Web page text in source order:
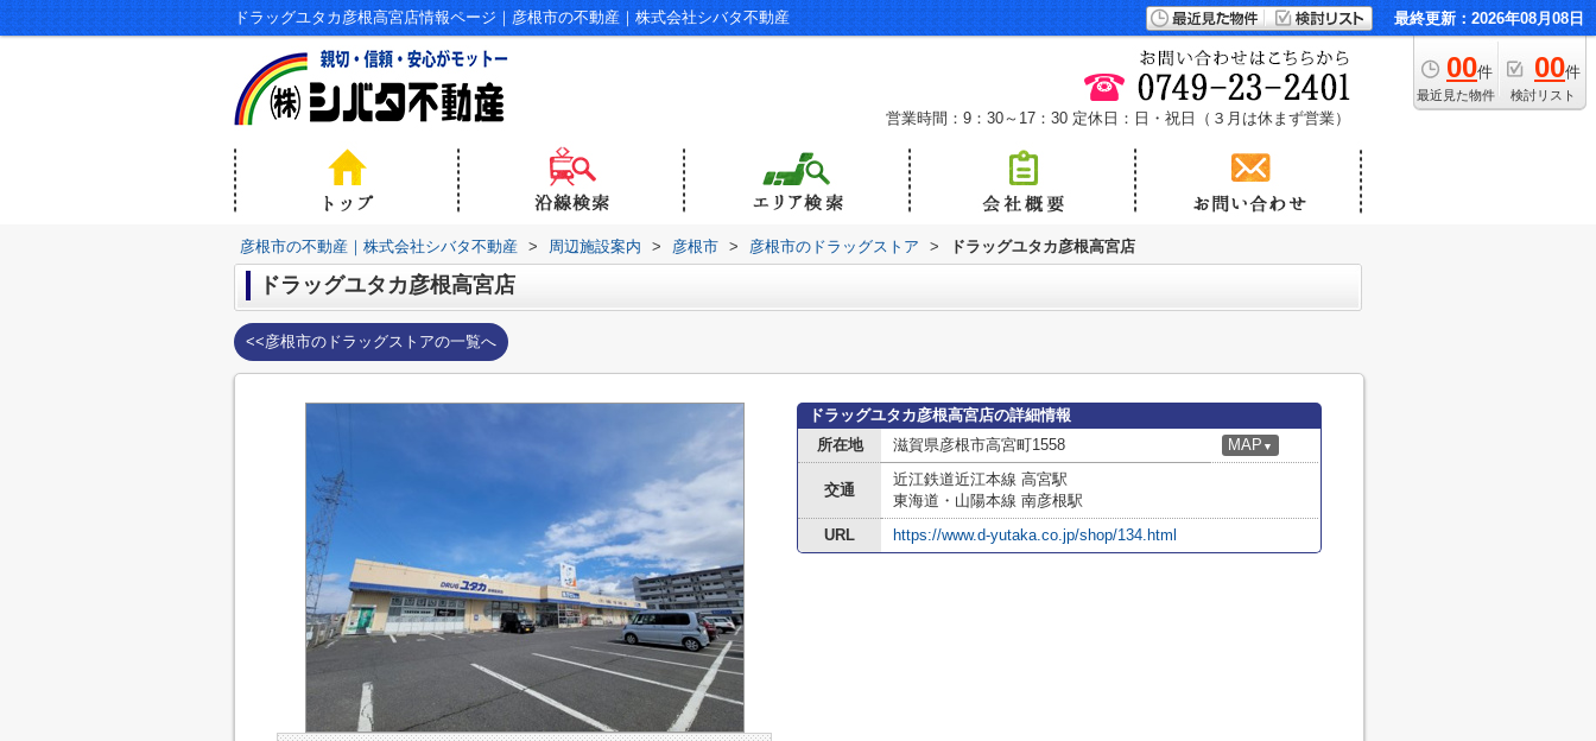
ドラッグユタカ彦根高宮店情報ページ｜彦根市の不動産｜株式会社シバタ不動産 最終更新：2026年08月08日
00件
最近見た物件
00件
検討リスト
営業時間：9：30～17：30 定休日：日・祝日（３月は休まず営業）
彦根市の不動産｜株式会社シバタ不動産 > 周辺施設案内 > 彦根市 > 彦根市のドラッグストア > ドラッグユタカ彦根高宮店
ドラッグユタカ彦根高宮店
<<彦根市のドラッグストアの一覧へ
ドラッグユタカ彦根高宮店の詳細情報
所在地
滋賀県彦根市高宮町1558 MAP ▼
交通
近江鉄道近江本線 高宮駅
東海道・山陽本線 南彦根駅
URL
https://www.d-yutaka.co.jp/shop/134.html